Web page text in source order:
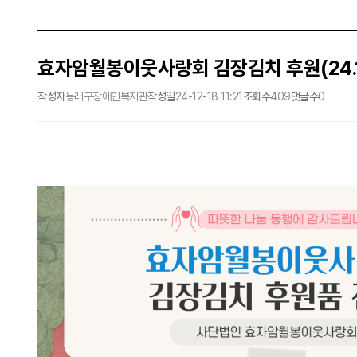
효자암월봉이웃사랑회 김장김치 후원
작성자동래구장애인복지관작성일24-12-18 11:21 조회수409댓글수0